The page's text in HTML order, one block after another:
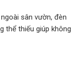
sân vườn, đèn
thể thiếu giúp không